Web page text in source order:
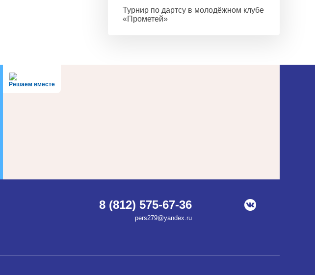
Турнир по дартсу в молодёжном клубе
«Прометей»
Решаем вместе
8 (812) 575-67-36
pers279@yandex.ru